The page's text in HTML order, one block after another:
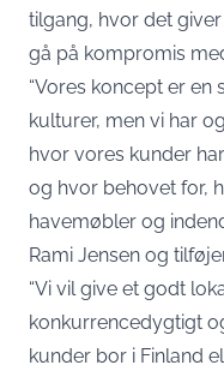
tilgang, hvor det
gå på kompromis
“Vores koncept er
kulturer, men vi har
hvor vores kunder
og hvor behovet for,
havemøbler og
Rami Jensen og
“Vi vil give et godt
konkurrencedygtigt
kunder bor i Finland